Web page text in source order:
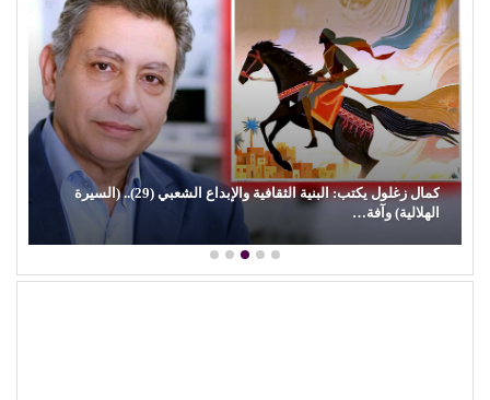
كمال زغلول يكتب: البنية الثقافية والإبداع الشعبي (29).. (السيرة
الهلالية) وآفة…